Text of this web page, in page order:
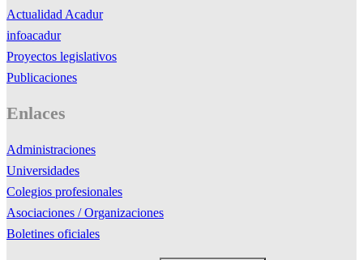
Actualidad Acadur
infoacadur
Proyectos legislativos
Publicaciones
Enlaces
Administraciones
Universidades
Colegios profesionales
Asociaciones / Organizaciones
Boletines oficiales